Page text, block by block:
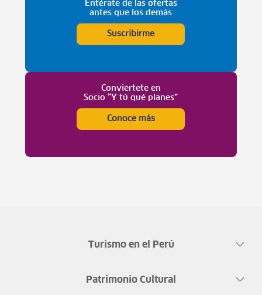
Entérate de las ofertas
antes que los demás
Suscribirme
Conviértete en
Socio “Y tú qué planes”
Conoce más
Turismo en el Perú
Patrimonio Cultural